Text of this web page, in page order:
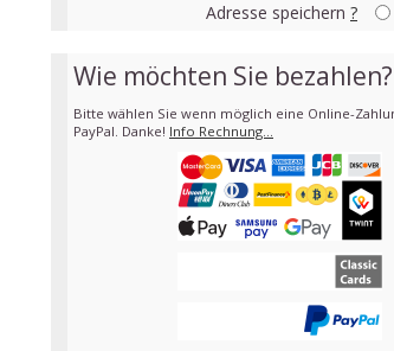
Adresse speichern ?
Wie möchten Sie bezahlen?
Bitte wählen Sie wenn möglich eine Online-
PayPal. Danke! Info Rechnung…